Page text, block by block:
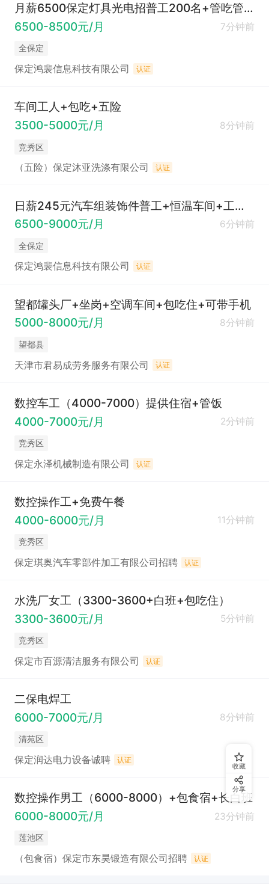
月薪6500保定灯具光电招普工200名+管吃管住+工时产量稳定+男女不限➕恒温无尘
6500-8500元/月
7分钟前
全保定
保定鸿裴信息科技有限公司 认证
车间工人+包吃+五险
3500-5000元/月
8分钟前
竞秀区
（五险）保定沐亚洗涤有限公司 认证
日薪245元汽车组装饰件普工+恒温车间+工作简单轻松易上手+管吃管住+女生多
6500-9000元/月
6分钟前
全保定
保定鸿裴信息科技有限公司 认证
望都罐头厂+坐岗+空调车间+包吃住+可带手机
5000-8000元/月
8分钟前
望都县
天津市君易成劳务服务有限公司 认证
数控车工（4000-7000）提供住宿+管饭
4000-7000元/月
2分钟前
竞秀区
保定永泽机械制造有限公司 认证
数控操作工+免费午餐
4000-6000元/月
11分钟前
竞秀区
保定琪奥汽车零部件加工有限公司招聘 认证
水洗厂女工（3300-3600+白班+包吃住）
3300-3600元/月
5分钟前
竞秀区
保定市百源清洁服务有限公司 认证
二保电焊工
6000-7000元/月
8分钟前
清苑区
保定润达电力设备诚聘 认证
数控操作男工（6000-8000）+包食宿+长白班
6000-8000元/月
23分钟前
莲池区
（包食宿）保定市东昊锻造有限公司招聘 认证
收藏
分享